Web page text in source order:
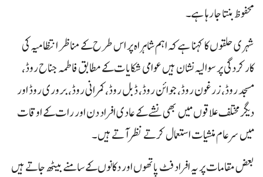
محفوظ بنتا جا رہا ہے۔
شہری حلقوں کا کہنا ہے کہ اہم شاہراہ پر اس طرح کے مناظر انتظامیہ کی
کارکردگی پر سوالیہ نشان ہیں عوامی شکایات کے مطابق فاطمہ جناح روڈ،
مسجد روڈ، زرغون روڈ، جوائن روڈ، ڈبل روڈ، کمرانی روڈ، بروری روڈ اور
دیگر مختلف علاقوں میں بھی نشے کے عادی افراد دن اور رات کے اوقات
میں سرعام منشیات استعمال کرتے نظر آتے ہیں۔
بعض مقامات پر یہ افراد فٹ پاتھوں اور دکانوں کے سامنے بیٹھ جاتے ہیں